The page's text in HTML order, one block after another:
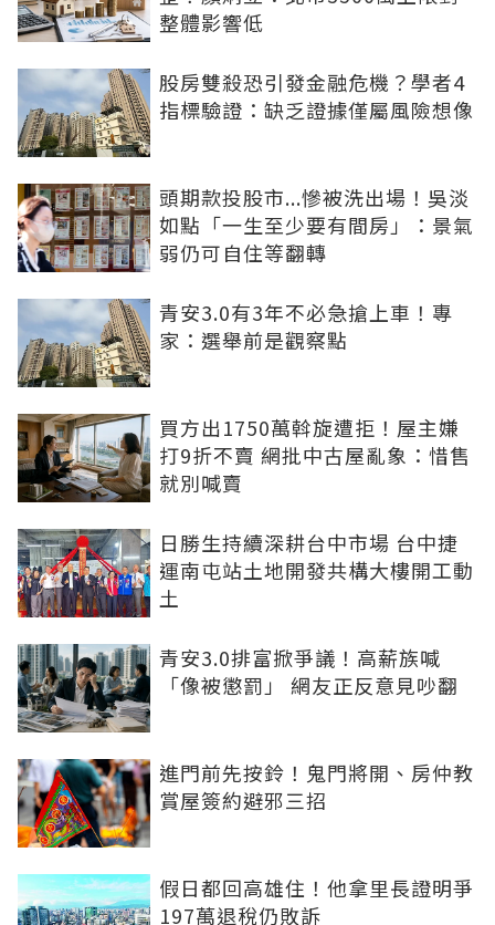
整體影響低
股房雙殺恐引發金融危機？學者4
指標驗證：缺乏證據僅屬風險想像
頭期款投股市...慘被洗出場！吳淡
如點「一生至少要有間房」：景氣
弱仍可自住等翻轉
青安3.0有3年不必急搶上車！專
家：選舉前是觀察點
買方出1750萬斡旋遭拒！屋主嫌
打9折不賣 網批中古屋亂象：惜售
就別喊賣
日勝生持續深耕台中市場 台中捷
運南屯站土地開發共構大樓開工動
土
青安3.0排富掀爭議！高薪族喊
「像被懲罰」 網友正反意見吵翻
進門前先按鈴！鬼門將開、房仲教
賞屋簽約避邪三招
假日都回高雄住！他拿里長證明爭
197萬退稅仍敗訴